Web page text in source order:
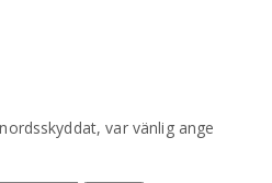
var vänlig ange